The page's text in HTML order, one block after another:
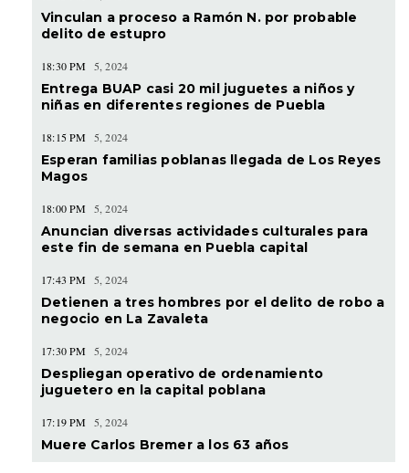
Vinculan a proceso a Ramón N. por probable
delito de estupro
18:30 PM 5, 2024
Entrega BUAP casi 20 mil juguetes a niños y
niñas en diferentes regiones de Puebla
18:15 PM 5, 2024
Esperan familias poblanas llegada de Los Reyes
Magos
18:00 PM 5, 2024
Anuncian diversas actividades culturales para
este fin de semana en Puebla capital
17:43 PM 5, 2024
Detienen a tres hombres por el delito de robo a
negocio en La Zavaleta
17:30 PM 5, 2024
Despliegan operativo de ordenamiento
juguetero en la capital poblana
17:19 PM 5, 2024
Muere Carlos Bremer a los 63 años